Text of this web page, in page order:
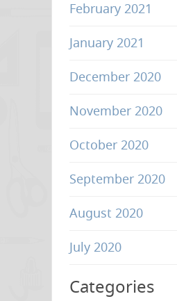
February 2021
January 2021
December 2020
November 2020
October 2020
September 2020
August 2020
July 2020
Categories